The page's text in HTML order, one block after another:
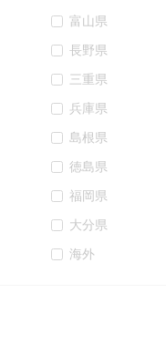
富山県
長野県
三重県
兵庫県
島根県
徳島県
福岡県
大分県
海外